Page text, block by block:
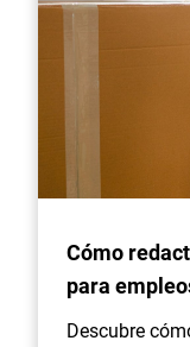
Cómo
para
Descubre